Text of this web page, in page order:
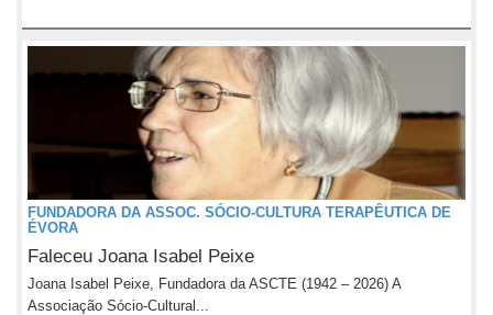
FUNDADORA DA ASSOC. SÓCIO-CULTURA TERAPÊUTICA DE
ÉVORA
Faleceu Joana Isabel Peixe
Joana Isabel Peixe, Fundadora da ASCTE (1942 – 2026) A
Associação Sócio-Cultural...